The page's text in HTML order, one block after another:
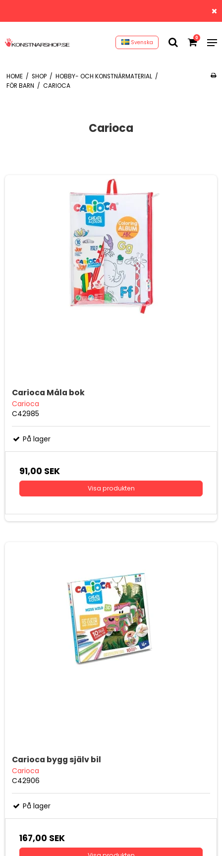
Svenska
0
HOME / SHOP / HOBBY- OCH KONSTNÄRMATERIAL /
FÖR BARN / CARIOCA
Carioca
Carioca Måla bok
Carioca
C42985
På lager
91,00 SEK
Visa produkten
Carioca bygg själv bil
Carioca
C42906
På lager
167,00 SEK